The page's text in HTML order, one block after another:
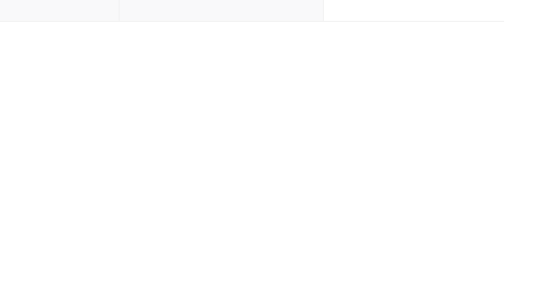
сосна)